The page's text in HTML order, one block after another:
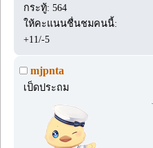
กระทู้: 564
ให้คะแนนชื่นชมคนนี้:
+11/-5
mjpnta
เป็ดประถม